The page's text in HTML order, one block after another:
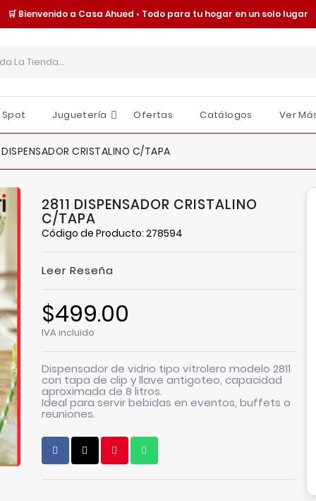
🛒 Bienvenido a Casa Ahued • Todo para tu hogar en un solo lugar
Spot Juguetería Ofertas Catálogos Ver
DISPENSADOR CRISTALINO C/TAPA
2811 DISPENSADOR CRISTALINO
C/TAPA
Código de Producto: 278594
Leer Reseña
$499.00
IVA incluido
Dispensador de vidrio tipo vitrolero modelo 2811
con tapa de clip y llave antigoteo, capacidad
aproximada de 8 litros.
Ideal para servir bebidas en eventos, buffets o
reuniones.